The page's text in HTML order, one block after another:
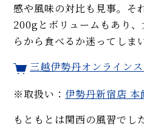
感や風味の対比も見事。そ
200gとボリュームもあり
らから食べるか迷ってしま
三越伊勢丹オンライン
※取扱い： 伊勢丹新宿店 本
もともとは関西の風習でし